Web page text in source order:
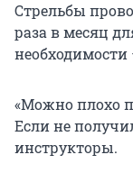
Стрельбы
раза в месяц
«Можно плохо
Если не
инструкторы.